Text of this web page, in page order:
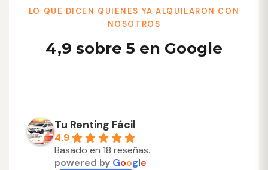
LO QUE DICEN QUIENES YA ALQUILARON CON
NOSOTROS
4,9 sobre 5 en Google
Tu Renting Fácil
4.9
Basado en 18 reseñas.
powered by Google